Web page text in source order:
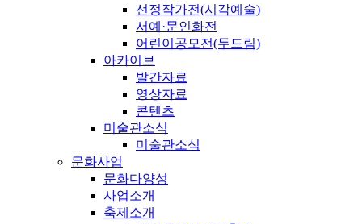
선정작가전(시각예술)
서예·문인화전
어린이공모전(두드림)
아카이브
발간자료
영상자료
콘텐츠
미술관소식
미술관소식
문화사업
문화다양성
사업소개
축제소개